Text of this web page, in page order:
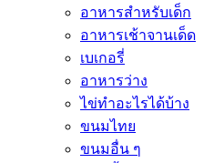
อาหารสำหรับเด็ก
อาหารเช้าจานเด็ด
เบเกอรี่
อาหารว่าง
ไข่ทำอะไรได้บ้าง
ขนมไทย
ขนมอื่น ๆ